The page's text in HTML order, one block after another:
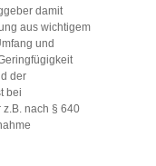
damit
aus wichtigem
und
der
bei
nach § 640